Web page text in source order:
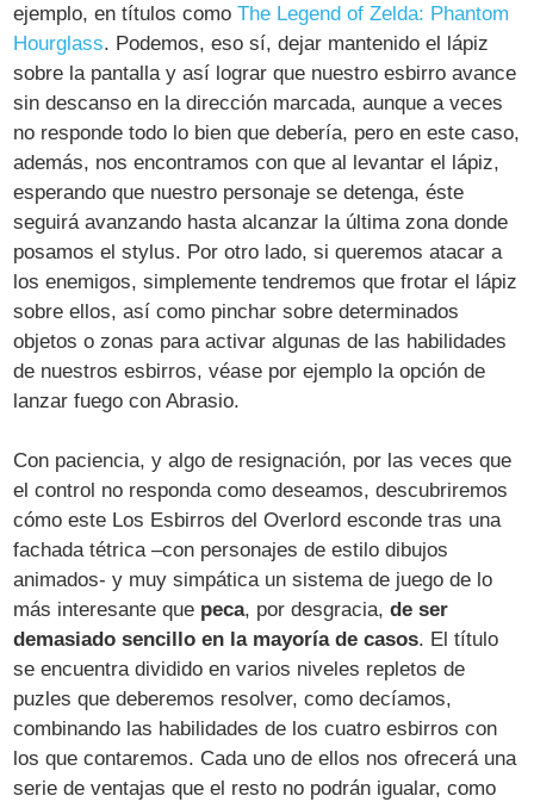
ejemplo, en títulos comoThe Legend of Zelda: Phantom
Hourglass. Podemos, eso sí, dejar mantenido el lápiz
sobre la pantalla y así lograr que nuestro esbirro avance
sin descanso en la dirección marcada, aunque a veces
no responde todo lo bien que debería, pero en este caso,
además, nos encontramos con que al levantar el lápiz,
esperando que nuestro personaje se detenga, éste
seguirá avanzando hasta alcanzar la última zona donde
posamos el stylus. Por otro lado, si queremos atacar a
los enemigos, simplemente tendremos que frotar el lápiz
sobre ellos, así como pinchar sobre determinados
objetos o zonas para activar algunas de las habilidades
de nuestros esbirros, véase por ejemplo la opción de
lanzar fuego con Abrasio.
Con paciencia, y algo de resignación, por las veces que
el control no responda como deseamos, descubriremos
cómo este Los Esbirros del Overlord esconde tras una
fachada tétrica –con personajes de estilo dibujos
animados- y muy simpática un sistema de juego de lo
más interesante que peca, por desgracia,de ser
demasiado sencillo en la mayoría de casos. El título
se encuentra dividido en varios niveles repletos de
puzles que deberemos resolver, como decíamos,
combinando las habilidades de los cuatro esbirros con
los que contaremos. Cada uno de ellos nos ofrecerá una
serie de ventajas que el resto no podrán igualar, como